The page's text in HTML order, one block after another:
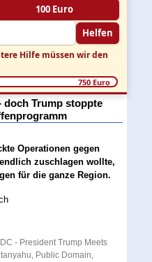
100 Euro
Helfen
Hilfe müssen wir den
750 Euro
doch Trump stoppte
Operationen gegen
zuschlagen wollte,
für die ganze Region.
- President Trump Meets
Public Domain,